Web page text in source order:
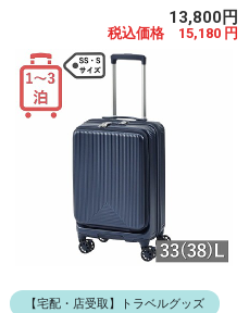
13,800円
税込価格 15,180 円
【宅配・店受取】トラベルグッズ